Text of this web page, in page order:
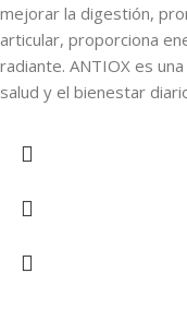
mejorar la digestión,
articular, proporciona
radiante. ANTIOX es
salud y el bienestar